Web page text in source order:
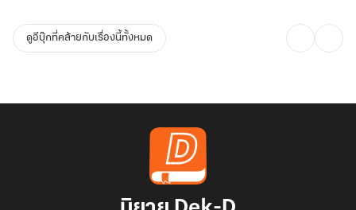
ดูอีบุ๊กที่คล้ายกับเรื่องนี้ทั้งหมด